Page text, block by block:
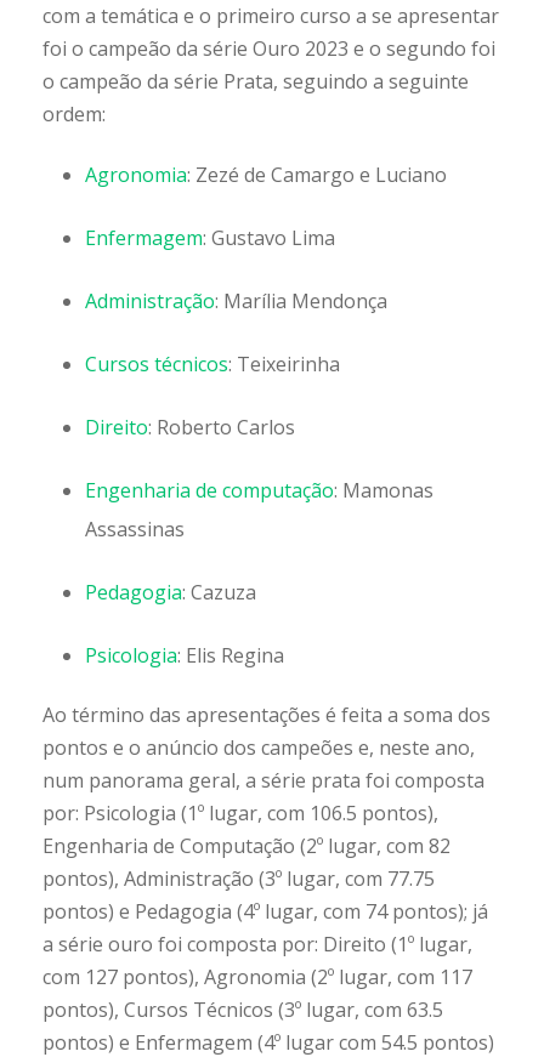
com a temática e o primeiro curso a se apresentar
foi o campeão da série Ouro 2023 e o segundo foi
o campeão da série Prata, seguindo a seguinte
ordem:
Agronomia: Zezé de Camargo e Luciano
Enfermagem: Gustavo Lima
Administração: Marília Mendonça
Cursos técnicos: Teixeirinha
Direito: Roberto Carlos
Engenharia de computação: Mamonas
Assassinas
Pedagogia: Cazuza
Psicologia: Elis Regina
Ao término das apresentações é feita a soma dos
pontos e o anúncio dos campeões e, neste ano,
num panorama geral, a série prata foi composta
por: Psicologia (1º lugar, com 106.5 pontos),
Engenharia de Computação (2º lugar, com 82
pontos), Administração (3º lugar, com 77.75
pontos) e Pedagogia (4º lugar, com 74 pontos); já
a série ouro foi composta por: Direito (1º lugar,
com 127 pontos), Agronomia (2º lugar, com 117
pontos), Cursos Técnicos (3º lugar, com 63.5
pontos) e Enfermagem (4º lugar com 54.5 pontos)